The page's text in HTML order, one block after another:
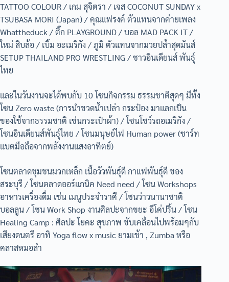
TATTOO COLOUR / เกม สุจิตรา / เจส COCONUT SUNDAY x
TSUBASA MORI (Japan) / คุณแฟรงค์ ตัวแทนจากค่ายเพลง
Whattheduck / ติ๊ก PLAYGROUND / บอล MAD PACK IT /
ใหม่ สิบล้อ / เบิ้ม อะเมริกัง / ภูมิ ตัวแทนจากมวยปล้ำสุดมันส์
SETUP THAILAND PRO WRESTLING / ชาวอินเดียนส์ พันธุ์
ไทย
และในวันงานจะได้พบกับ 10 โซนกิจกรรม ธรรมชาติสุดๆ มีทั้ง
โซน Zero waste (การนำขวดน้ำเปล่า กระป๋อง มาแลกเป็น
ของใช้จากธรรมชาติ เช่นกระเป๋าผ้า) / โซนโชว์รถอเมริกัง /
โซนอินเดียนส์พันธุ์ไทย / โซนมนุษย์ไฟ Human power (ชาร์ท
แบตมือถือจากพลังงานแสงอาทิตย์)
โซนตลาดชุมชนมวกเหล็ก เนื้อวัวพันธุ์ดี กาแฟพันธุ์ดี ของ
สระบุรี / โซนตลาดออร์แกนิค Need need / โซน Workshops
อาหารเครื่องดื่ม เช่น เมนูประจำราศี / โซนว่าวนานาชาติ
บอลลูน / โซน Work Shop งานศิลปะจากขยะ อีโค่ปริ้น / โซน
Healing Camp : ศิลปะ โยคะ สุขภาพ ขับเคลื่อนไปพร้อมๆกับ
เสียงดนตรี อาทิ Yoga flow x music ยามเช้า , Zumba หรือ
คลาสหมอลำ